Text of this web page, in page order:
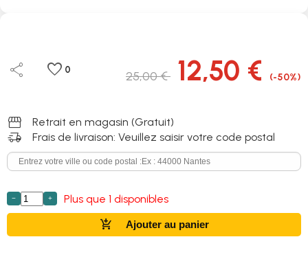
share favorite 0 25,00 € 12,50 € (-50%)
storefront Retrait en magasin (Gratuit)
delivery_truck_speed Frais de livraison: Veuillez saisir votre code postal
− + Plus que 1 disponibles
add_shopping_cart Ajouter au panier